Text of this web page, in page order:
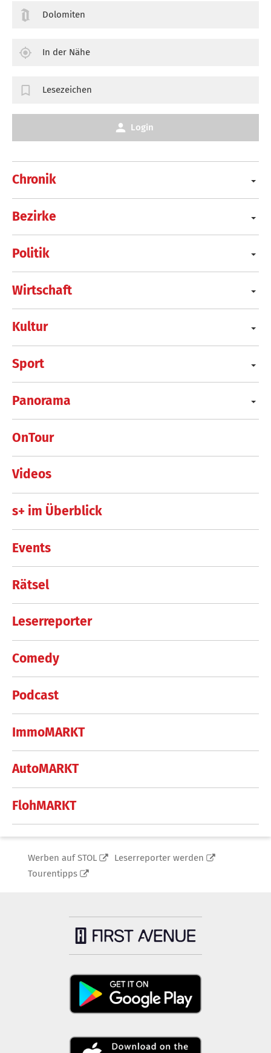
Chronik
Bezirke
Politik
Wirtschaft
Kultur
Sport
Panorama
OnTour
Videos
s+ im Überblick
Events
Rätsel
Leserreporter
Comedy
Podcast
ImmoMARKT
AutoMARKT
FlohMARKT
Dolomiten
In der Nähe
Lesezeichen
Login
Werben auf STOL
Leserreporter werden
Tourentipps